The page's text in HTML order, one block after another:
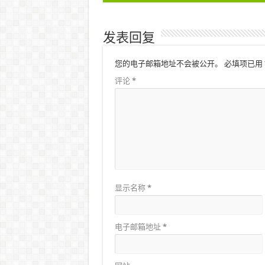
发表回复
您的电子邮箱地址不会被公开。 必填项已用
评论 *
显示名称 *
电子邮箱地址 *